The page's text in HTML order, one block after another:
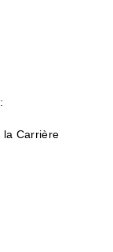
la Carrière